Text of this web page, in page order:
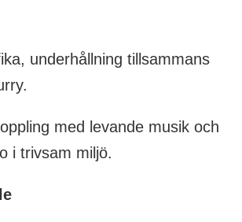
underhållning tillsammans
med levande musik och
i trivsam miljö.